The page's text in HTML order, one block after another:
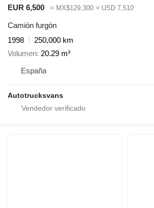
EUR 6,500
≈ MX$129,300 ≈ USD 7,510
Camión furgón
1998
250,000 km
Volumen 20.29 m³
España
Autotrucksvans